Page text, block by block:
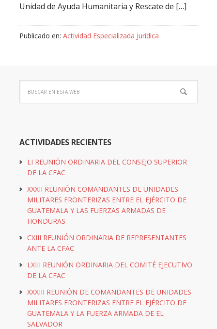
Unidad de Ayuda Humanitaria y Rescate de […]
Publicado en: Actividad Especializada Jurídica
ACTIVIDADES RECIENTES
LI REUNIÓN ORDINARIA DEL CONSEJO SUPERIOR
DE LA CFAC
XXXII REUNIÓN COMANDANTES DE UNIDADES
MILITARES FRONTERIZAS ENTRE EL EJÉRCITO DE
GUATEMALA Y LAS FUERZAS ARMADAS DE
HONDURAS
CXIII REUNIÓN ORDINARIA DE REPRESENTANTES
ANTE LA CFAC
LXIII REUNIÓN ORDINARIA DEL COMITÉ EJECUTIVO
DE LA CFAC
XXXIII REUNIÓN DE COMANDANTES DE UNIDADES
MILITARES FRONTERIZAS ENTRE EL EJÉRCITO DE
GUATEMALA Y LA FUERZA ARMADA DE EL
SALVADOR